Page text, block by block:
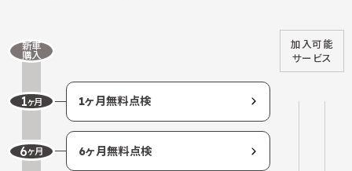
新車
購入
加入可能
サービス
1ヶ月 1ヶ月無料点検
6ヶ月 6ヶ月無料点検